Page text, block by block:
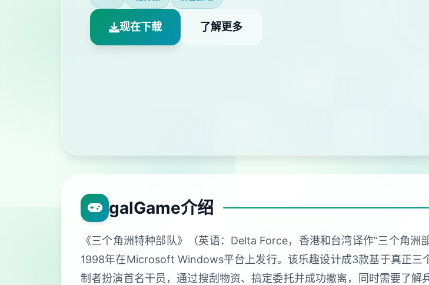
现在下载 了解更多
galGame介绍
《三个角洲特种部队》（英语：Delta Force，香港和台湾译作“三个角
1998年在Microsoft Windows平台上发行。该乐趣设计成3款基于真正三
制者扮演首名干员，通过搜刮物资、搞定委托并成功撤离，同时需要了